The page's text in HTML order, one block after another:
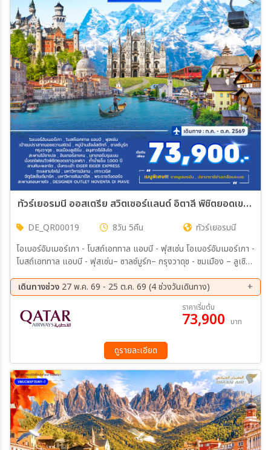
ทัวร์เยอรมนี ออสเตรีย สวิตเซอร์แลนด์ อิตาลี พิชิตยอดเขาจุงเฟรา 8วัน 5คืน (QR)
DE_QR00019 8วัน 5คืน
ทัวร์เยอรมนี
โอเบอร์อัมเมอร์เกา - โบสถ์เอททาล แอบบี - ฟุสเซ่น โอเบอร์อัมเมอร์เกา -
โบสถ์เอททาล แอบบี - ฟุสเซ่น– ซาลซ์บูร์ก– กรุงวาดุซ - ชมเมือง – ลูเซิร์น
– นั่งรถไฟชมวิวพิชิตยอดเขาจุงเฟรา – ถ้ำน้ำแข็ง 1,000 ปี - ลานหิมะ
พลาโต -นั่งกระเช้า EIGER EIGER EXPRESS - โคโม่ – ทะเลสาบโคโม่ –
มิลาน – มหาวิหารมิลาน – เวนิสเมสเตร้ – เกาะเวนิส จัตุรัสเซ็นต์มาร์ค –
มหาวิหารซันมาร์โค – พระราชวังดอร์จ – สะพานถอนหายใจ - – ทะเลสาบ
มาร์ค – มหาวิหารซันมาร์โค – พระราชวังดอร์จ – สะพานถอนหายใจ
เดินทางช่วง 27 พ.ค. 69 - 25 ต.ค. 69 (4 ช่วงวันเดินทาง)
20 ก.ย. 69 - 27 ก.ย. 69
07 ต.ค. 69 - 14 ต.ค. 69
19 ต.ค. 69 - 26 ต.ค. 69
ราคาเริ่มต้น
73,900 บาท
ดูรายละเอียด